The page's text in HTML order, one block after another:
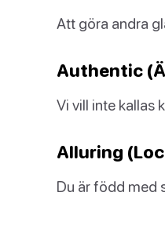
Att göra andra
Authentic
Vi vill inte kallas
Alluring
Du är född med